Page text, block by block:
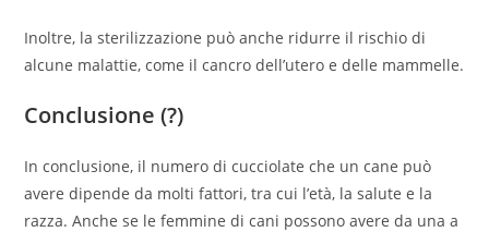
Inoltre, la sterilizzazione può anche ridurre il rischio di
alcune malattie, come il cancro dell’utero e delle mammelle.
Conclusione (?)
In conclusione, il numero di cucciolate che un cane può
avere dipende da molti fattori, tra cui l’età, la salute e la
razza. Anche se le femmine di cani possono avere da una a